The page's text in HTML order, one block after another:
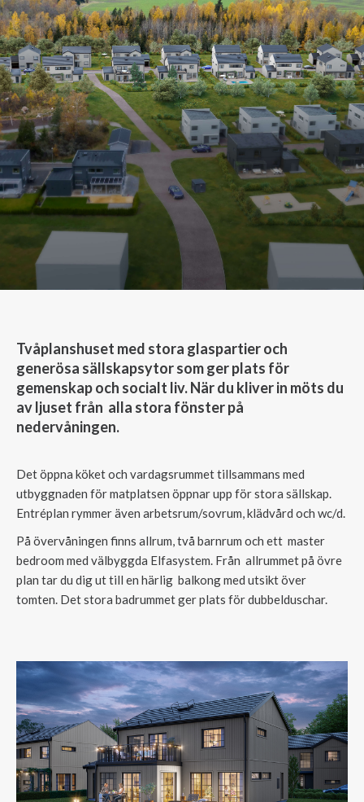
Tvåplanshuset med stora glaspartier och
generösa sällskapsytor som ger plats för
gemenskap och socialt liv. När du kliver in möts du
av ljuset från alla stora fönster på
nedervåningen.
Det öppna köket och vardagsrummet tillsammans med
utbyggnaden för matplatsen öppnar upp för stora sällskap.
Entréplan rymmer även arbetsrum/sovrum, klädvård och wc/d.
På övervåningen finns allrum, två barnrum och ett master
bedroom med välbyggda Elfasystem. Från allrummet på övre
plan tar du dig ut till en härlig balkong med utsikt över
tomten. Det stora badrummet ger plats för dubbelduschar.